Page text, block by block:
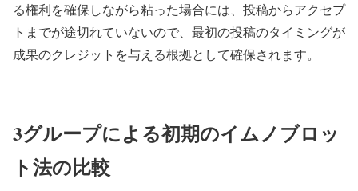
る権利を確保しながら粘った場合には、投稿からアクセプ
トまでが途切れていないので、最初の投稿のタイミングが
成果のクレジットを与える根拠として確保されます。
3グループによる初期のイムノブロッ
ト法の比較